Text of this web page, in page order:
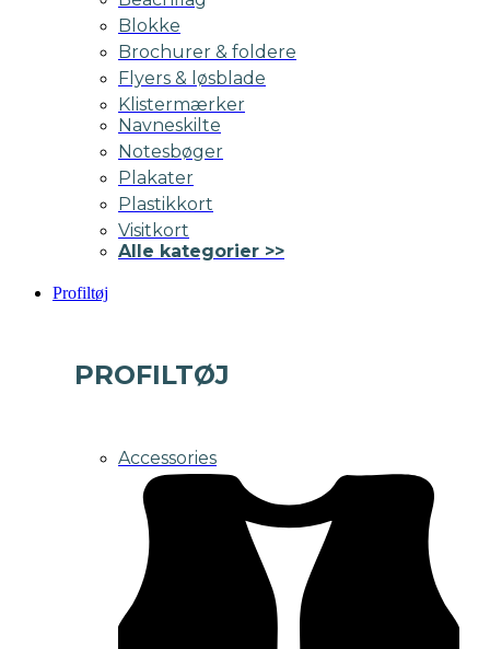
Blokke
Brochurer & foldere
Flyers & løsblade
Klistermærker
Navneskilte
Notesbøger
Plakater
Plastikkort
Visitkort
Alle kategorier >>
Profiltøj
PROFILTØJ
Accessories